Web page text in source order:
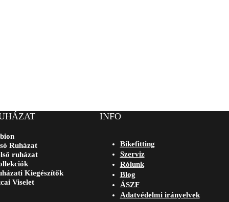
Ruházat
ruházat
Kiegészítők
Viselet
INFO
Bikefitting
Szerviz
Rólunk
Blog
ÁSZF
Adatvédelmi irányelvek